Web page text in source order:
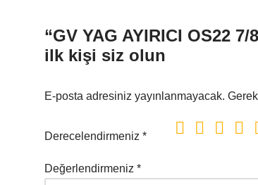
“GV YAG AYIRICI OS22
ilk kişi siz olun
E-posta adresiniz yayınlanmayacak.
Derecelendirmeniz *
Değerlendirmeniz *